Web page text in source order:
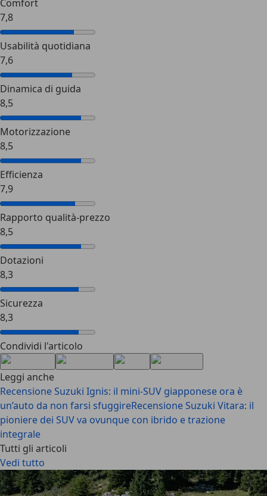
Comfort
7,8
Usabilità quotidiana
7,6
Dinamica di guida
8,5
Motorizzazione
8,5
Efficienza
7,9
Rapporto qualità-prezzo
8,5
Dotazioni
8,3
Sicurezza
8,3
Condividi l'articolo
Leggi anche
Recensione Suzuki Ignis: il mini-SUV giapponese ora è
un’auto da non farsi sfuggireRecensione Suzuki Vitara: il
pioniere dei SUV va ovunque con ibrido e trazione
integrale
Tutti gli articoli
Vedi tutto